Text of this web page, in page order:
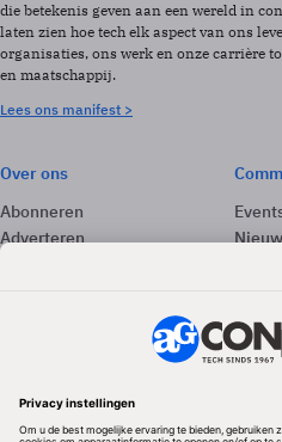
die betekenis geven aan een wereld in
laten zien hoe tech elk aspect van ons
organisaties, ons werk en onze carrière
en maatschappij.
Lees ons manifest >
Over ons
Abonneren
Adverteren
Volg ons